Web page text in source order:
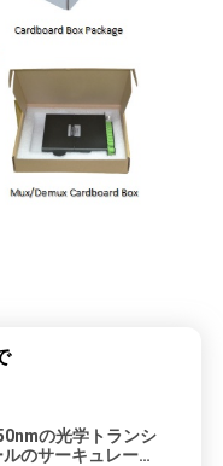
の光学トランシ
のサーキュレータ